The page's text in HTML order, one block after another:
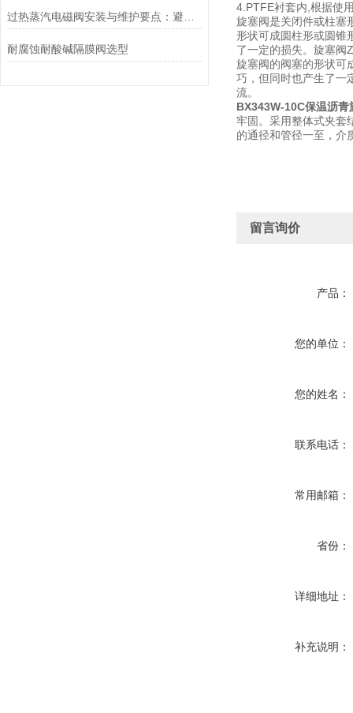
耐腐蚀耐酸碱隔膜阀选型
4.PTFE衬套内,根据使
旋塞阀是关闭件或柱塞
形状可成圆柱形或圆锥
了一定的损失。旋塞阀
旋塞阀的阀塞的形状可
巧，但同时也产生了一
流。
BX343W-10C保温沥青
牢固。采用整体式夹套
的通径和管径一至，介
留言询价
产品：
您的单位：
您的姓名：
联系电话：
常用邮箱：
省份：
详细地址：
补充说明：